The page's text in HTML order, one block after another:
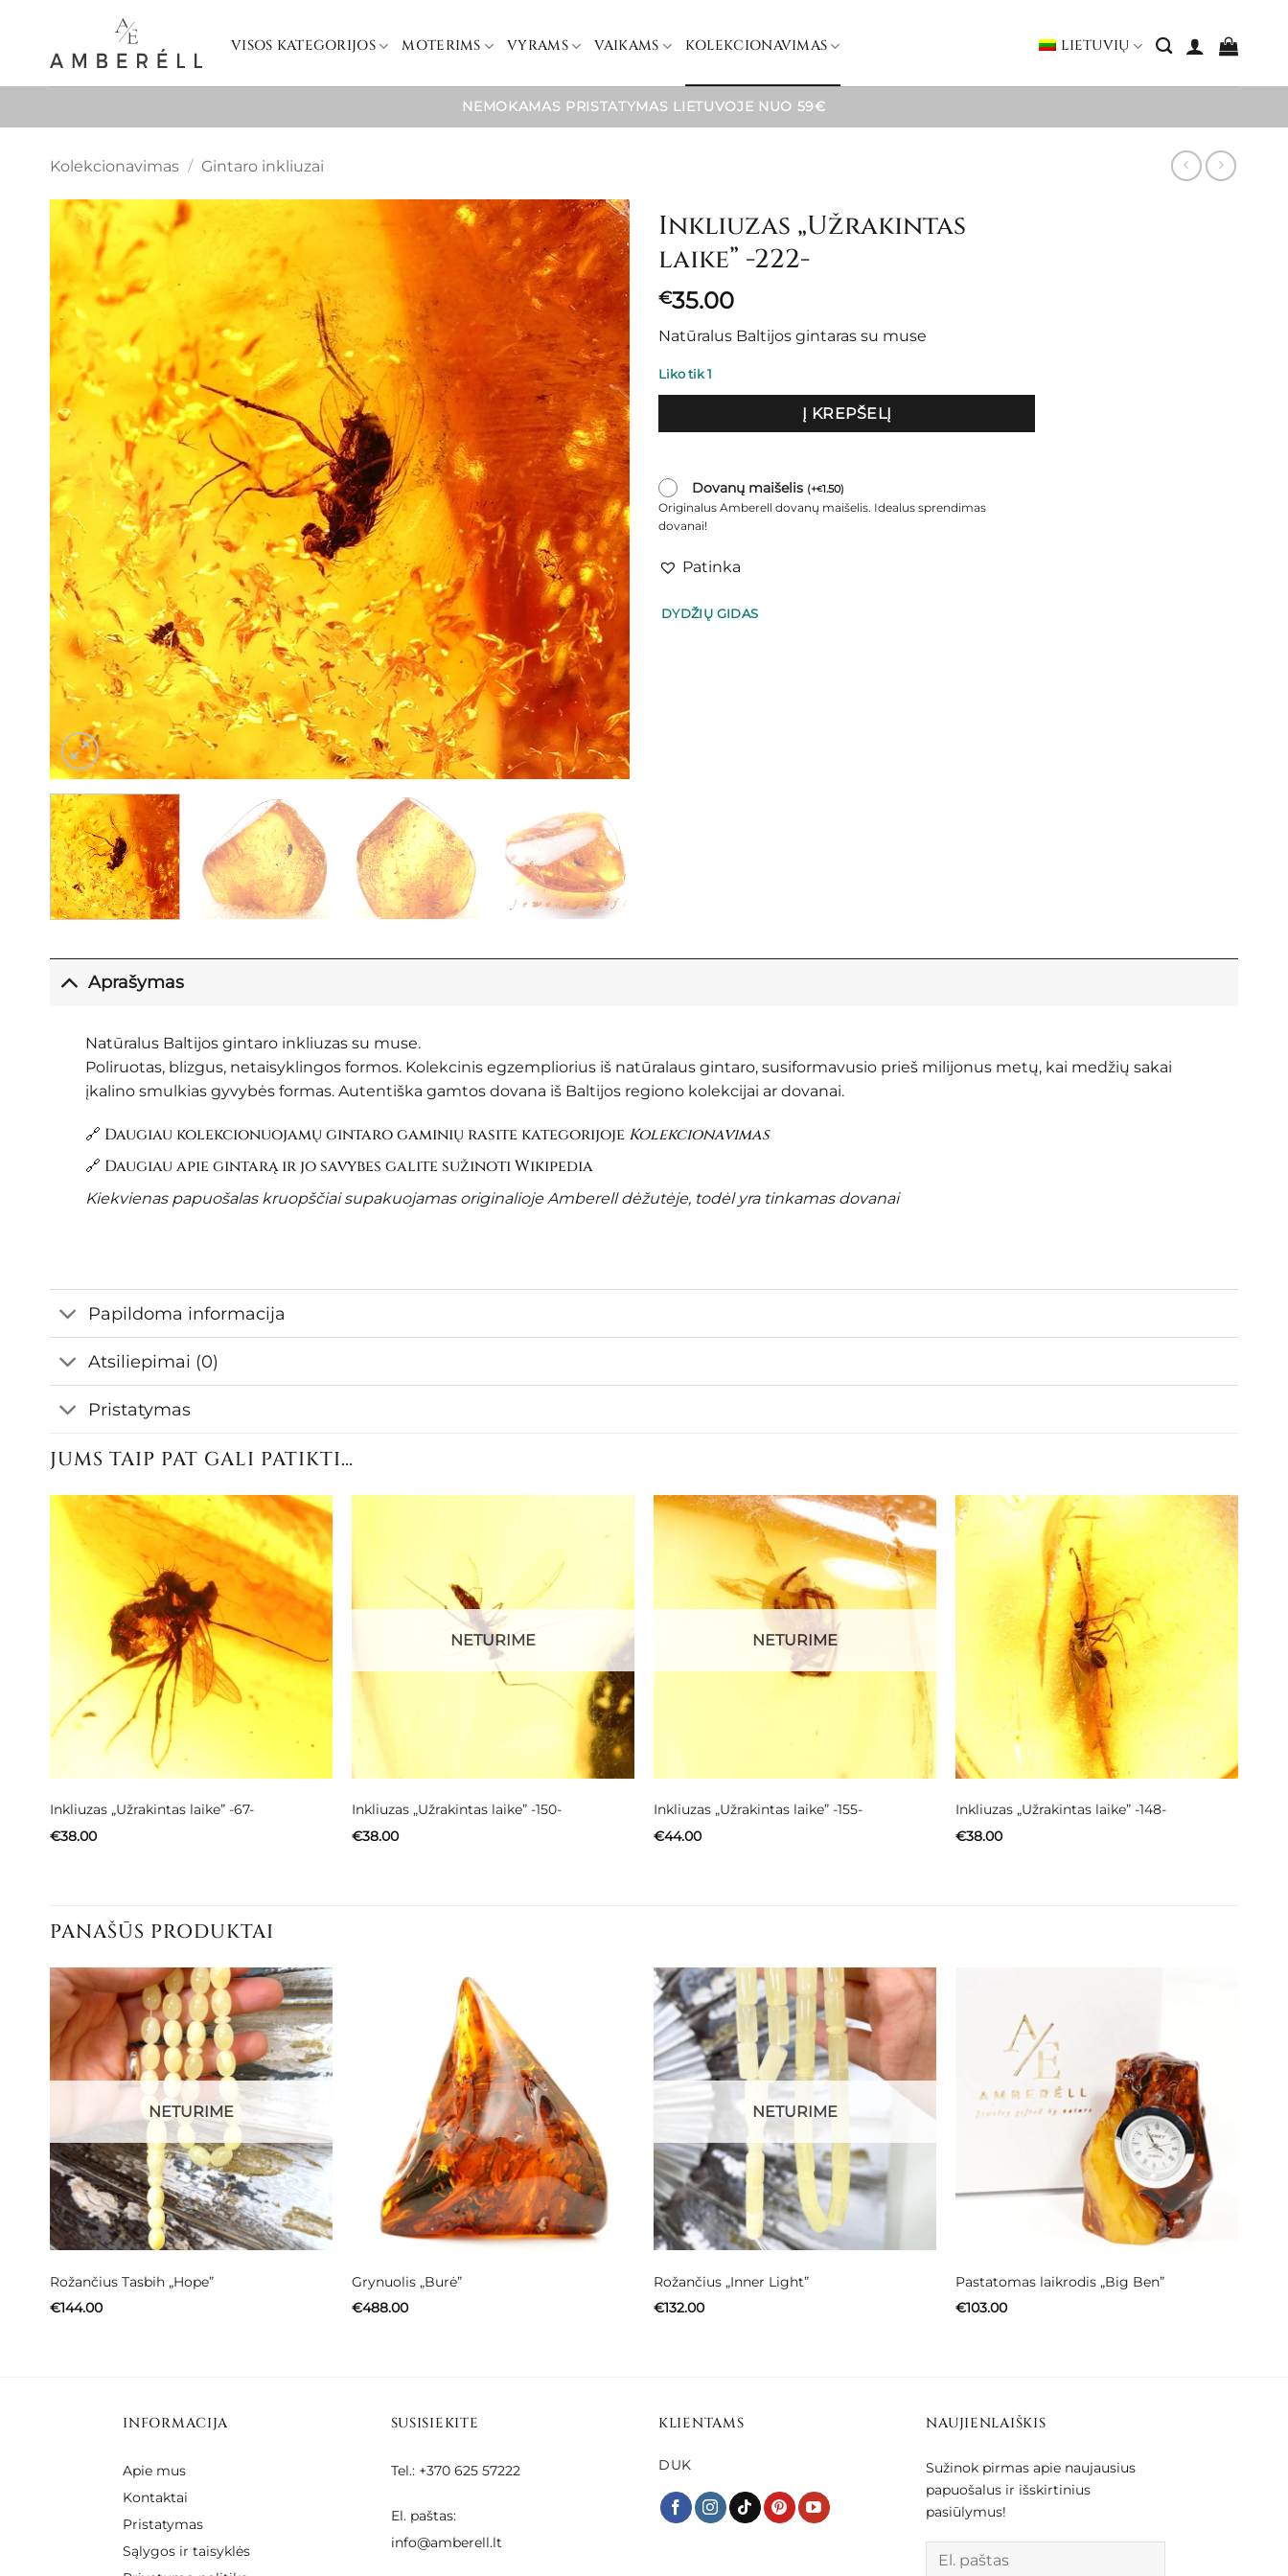
content
VISOS KATEGORIJOS MOTERIMS VYRAMS VAIKAMS KOLEKCIONAVIMAS LIETUVIŲ
NEMOKAMAS PRISTATYMAS LIETUVOJE NUO 59€
Kolekcionavimas / Gintaro inkliuzai
Inkliuzas „Užrakintas
laike” -222-
€35.00
Natūralus Baltijos gintaras su muse
Liko tik 1
Į KREPŠELĮ
Dovanų maišelis (+€1.50)
Originalus Amberell dovanų maišelis. Idealus sprendimas
dovanai!
Patinka
DYDŽIŲ GIDAS
Aprašymas
Natūralus Baltijos gintaro inkliuzas su muse.
Poliruotas, blizgus, netaisyklingos formos. Kolekcinis egzempliorius iš natūralaus gintaro, susiformavusio prieš milijonus metų, kai medžių sakai
įkalino smulkias gyvybės formas. Autentiška gamtos dovana iš Baltijos regiono kolekcijai ar dovanai.
🔗 Daugiau kolekcionuojamų gintaro gaminių rasite kategorijoje Kolekcionavimas
🔗 Daugiau apie gintarą ir jo savybes galite sužinotiWikipedia
Kiekvienas papuošalas kruopščiai supakuojamas originalioje Amberell dėžutėje, todėl yra tinkamas dovanai
Papildoma informacija
Atsiliepimai (0)
Pristatymas
JUMS TAIP PAT GALI PATIKTI…
Inkliuzas „Užrakintas laike” -67-
€38.00
NETURIME
Inkliuzas „Užrakintas laike” -150-
€38.00
NETURIME
Inkliuzas „Užrakintas laike” -155-
€44.00
Inkliuzas „Užrakintas laike” -148-
€38.00
PANAŠŪS PRODUKTAI
NETURIME
Rožančius Tasbih „Hope”
€144.00
Grynuolis „Burė”
€488.00
NETURIME
Rožančius „Inner Light”
€132.00
Pastatomas laikrodis „Big Ben”
€103.00
INFORMACIJA
Apie mus
Kontaktai
Pristatymas
Sąlygos ir taisyklės
SUSISIEKITE
Tel.: +370 625 57222
El. paštas:
info@amberell.lt
KLIENTAMS
DUK
NAUJIENLAIŠKIS
Sužinok pirmas apie naujausius
papuošalus ir išskirtinius
pasiūlymus!